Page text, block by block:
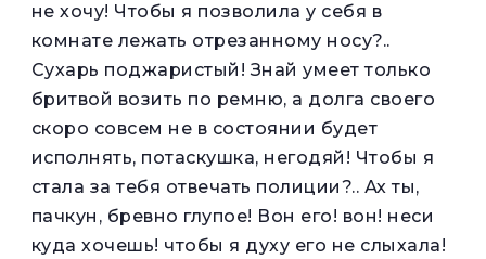
не хочу! Чтобы я позволила у себя в
комнате лежать отрезанному носу?..
Сухарь поджаристый! Знай умеет только
бритвой возить по ремню, а долга своего
скоро совсем не в состоянии будет
исполнять, потаскушка, негодяй! Чтобы я
стала за тебя отвечать полиции?.. Ах ты,
пачкун, бревно глупое! Вон его! вон! неси
куда хочешь! чтобы я духу его не слыхала!